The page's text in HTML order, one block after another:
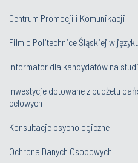
Centrum Promocji i Komunikacji
Film o Politechnice Śląskiej w
Informator dla kandydatów na
Inwestycje dotowane z budżetu
celowych
Konsultacje psychologiczne
Ochrona Danych Osobowych